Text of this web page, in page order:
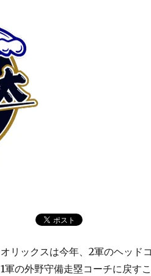
オリックスは今年、2軍のヘッド
1軍の外野守備走塁コーチに戻す